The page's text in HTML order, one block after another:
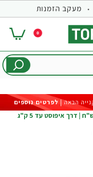
מעקב הזמנות
0
לפרטים נוספים